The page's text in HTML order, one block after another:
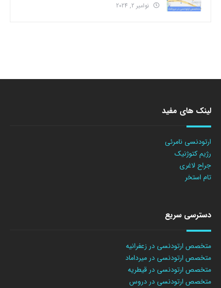
نوامبر 2, 2024
لینک های مفید
ارتودنسی نامرئی
رژیم کتوژنیک
جراح لاغری
تام استخر
دسترسی سریع
متخصص ارتودنسی در زعفرانیه
متخصص ارتودنسی در میرداماد
متخصص ارتودنسی در قیطریه
متخصص ارتودنسی در دروس